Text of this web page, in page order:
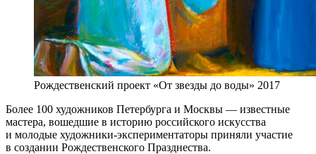
Рождественский проект «От звезды до воды» 2017
Более 100 художников Петербурга и Москвы — известные
мастера, вошедшие в историю российского искусства
и молодые художники-экспериментаторы приняли участие
в создании Рождественского Празднества.